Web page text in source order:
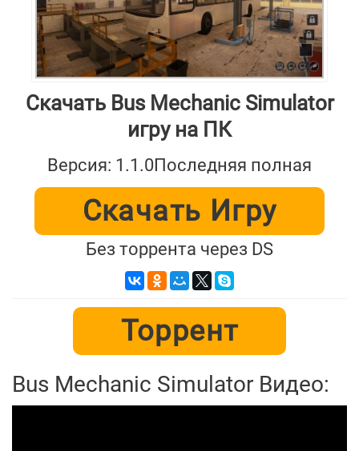
Скачать Bus Mechanic Simulator
игру на ПК
Версия: 1.1.0Последняя полная
Скачать Игру
Без торрента через DS
Торрент
Bus Mechanic Simulator Видео: